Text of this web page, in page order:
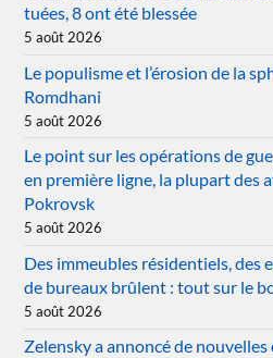
tuées, 8 ont été blessée
5 août 2026
Le populisme et l’érosion de la
Romdhani
5 août 2026
Le point sur les opérations de
en première ligne, la plupart des
Pokrovsk
5 août 2026
Des immeubles résidentiels, des
de bureaux brûlent : tout sur le
5 août 2026
Zelensky a annoncé de